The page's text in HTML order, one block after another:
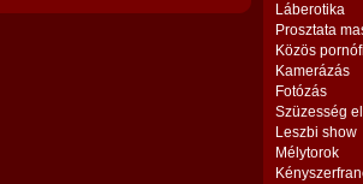
Láberotika
Prosztata
Közös
Kamerázás
Fotózás
Szüzesség
Leszbi show
Mélytorok